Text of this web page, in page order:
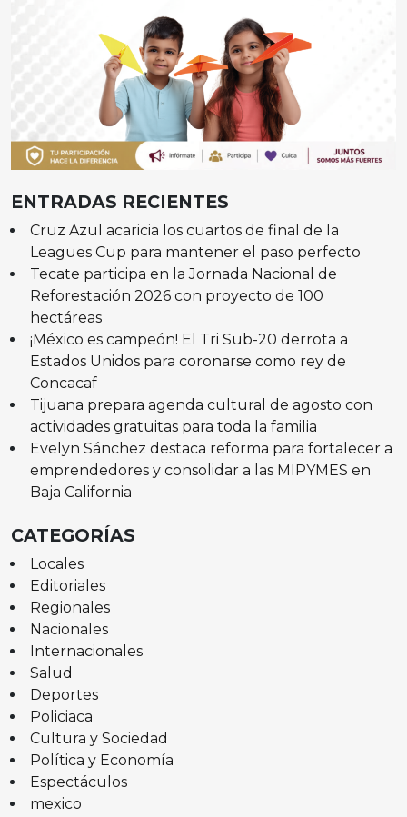
ENTRADAS RECIENTES
Cruz Azul acaricia los cuartos de final de la
Leagues Cup para mantener el paso perfecto
Tecate participa en la Jornada Nacional de
Reforestación 2026 con proyecto de 100
hectáreas
¡México es campeón! El Tri Sub-20 derrota a
Estados Unidos para coronarse como rey de
Concacaf
Tijuana prepara agenda cultural de agosto con
actividades gratuitas para toda la familia
Evelyn Sánchez destaca reforma para fortalecer a
emprendedores y consolidar a las MIPYMES en
Baja California
CATEGORÍAS
Locales
Editoriales
Regionales
Nacionales
Internacionales
Salud
Deportes
Policiaca
Cultura y Sociedad
Política y Economía
Espectáculos
mexico